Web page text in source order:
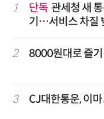
1 단독 관세청 새
기…서비스 차질
2 8000원대로 즐
3 CJ대한통운, 이